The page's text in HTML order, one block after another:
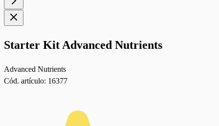
Starter Kit Advanced Nutrients
Advanced Nutrients
Cód. artículo: 16377